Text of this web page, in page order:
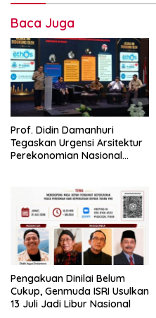
Baca Juga
Prof. Didin Damanhuri
Tegaskan Urgensi Arsitektur
Perekonomian Nasional
Nasional
Pengakuan Dinilai Belum
Cukup, Genmuda ISRI Usulkan
13 Juli Jadi Libur Nasional